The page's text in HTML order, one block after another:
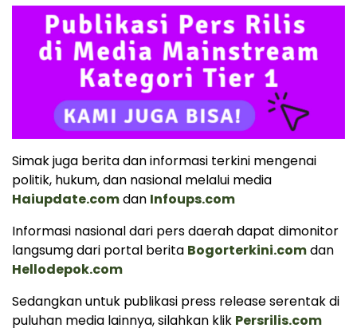
Simak juga berita dan informasi terkini mengenai
politik, hukum, dan nasional melalui media
Haiupdate.comdan Infoups.com
Informasi nasional dari pers daerah dapat dimonitor
langsumg dari portal berita Bogorterkini.comdan
Hellodepok.com
Sedangkan untuk publikasi press release serentak di
puluhan media lainnya, silahkan klik Persrilis.com